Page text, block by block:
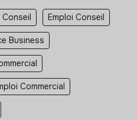
Emploi Conseil
Business
Commercial